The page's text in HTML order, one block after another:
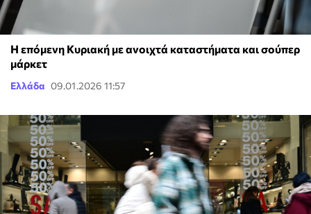
Η επόμενη Κυριακή με ανοιχτά καταστήματα και σούπερ
μάρκετ
Ελλάδα 09.01.2026 11:57